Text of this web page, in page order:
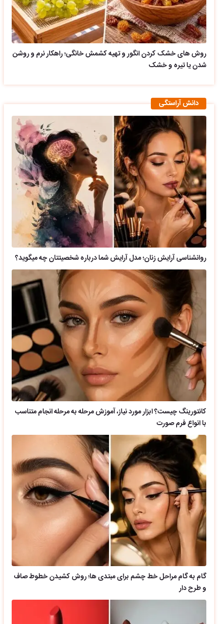
روش های خشک کردن انگور و تهیه کشمش خانگی؛ راهکار نرم و روشن
شدن یا تیره و خشک
دانش آراستگی
روانشناسی آرایش زنان؛ مدل آرایش شما درباره شخصیتتان چه میگوید؟
کانتورینگ چیست؟ ابزار مورد نیاز، آموزش مرحله به مرحله انجام متناسب
با انواع فرم صورت
گام به گام مراحل خط چشم برای مبتدی ها؛ روش کشیدن خطوط صاف
و طرح دار